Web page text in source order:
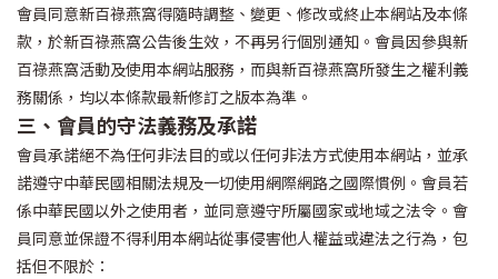
會員同意新百祿燕窩得隨時調整、變更、修改或終止本網站及本條
款，於新百祿燕窩公告後生效，不再另行個別通知。會員因參與新
百祿燕窩活動及使用本網站服務，而與新百祿燕窩所發生之權利義
務關係，均以本條款最新修訂之版本為準。
三、會員的守法義務及承諾
會員承諾絕不為任何非法目的或以任何非法方式使用本網站，並承
諾遵守中華民國相關法規及一切使用網際網路之國際慣例。會員若
係中華民國以外之使用者，並同意遵守所屬國家或地域之法令。會
員同意並保證不得利用本網站從事侵害他人權益或違法之行為，包
括但不限於：